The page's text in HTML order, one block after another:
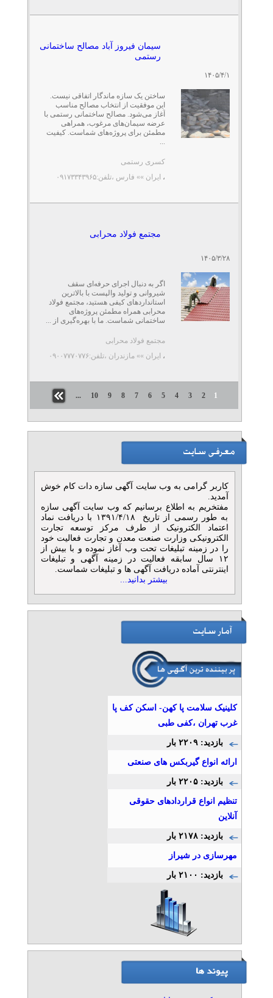
۱۴۰۵/۴/۱
سیمان فیروز آباد مصالح ساختمانی
رستمی
ساختن یک سازه ماندگار اتفاقی نیست.
این موفقیت از انتخاب مصالح مناسب
آغاز می‌شود. مصالح ساختمانی رستمی با
عرضه سیمان‌های مرغوب، همراهی
مطمئن برای پروژه‌های شماست. کیفیت
...
کسری رستمی
، ایران »» فارس ،تلفن:۰۹۱۷۳۳۴۳۹۶۵
۱۴۰۵/۳/۲۸
مجتمع فولاد محرابی
اگر به دنبال اجرای حرفه‌ای سقف
شیروانی و تولید والپست با بالاترین
استانداردهای کیفی هستید، مجتمع فولاد
محرابی همراه مطمئن پروژه‌های
ساختمانی شماست. ما با بهره‌گیری از ...
مجتمع فولاد محرابی
، ایران »» مازندران ،تلفن:۰۹۰۰۷۷۷۰۷۷۶
1
2
3
4
5
6
7
8
9
10
...
کاربر گرامی به وب سایت آگهی سازه دات کام خوش
آمدید.
مفتخریم به اطلاع برسانیم که وب سایت آگهی سازه
به طور رسمی از تاریخ ۱۳۹۱/۴/۱۸ با دریافت نماد
اعتماد الکترونیک از طرف مرکز توسعه تجارت
الکترونیکی وزارت صنعت معدن و تجارت فعالیت خود
را در زمینه تبلیغات تحت وب آغاز نموده و با بیش از
۱۲ سال سابقه فعالیت در زمینه آگهی و تبلیغات
اینترنتی آماده دریافت آگهی ها و تبلیغات شماست.
بیشتر بدانید...
کلینیک سلامت پا کهن- اسکن کف پا
غرب تهران ،کفی طبی
بازدید: ۲۲۰۹ بار
ارائه انواع گیربکس های صنعتی
بازدید: ۲۲۰۵ بار
تنظیم انواع قراردادهای حقوقی
آنلاین
بازدید: ۲۱۷۸ بار
مهرسازی در شیراز
بازدید: ۲۱۰۰ بار